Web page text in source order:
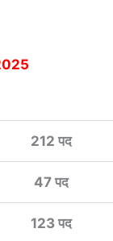
212 पद
47 पद
123 पद